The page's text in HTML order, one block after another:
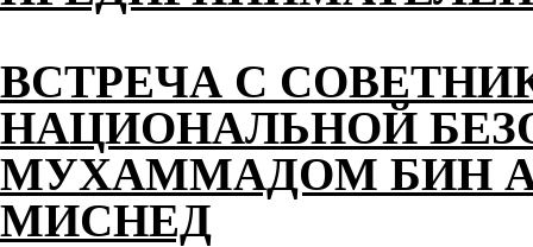
ВСТРЕЧА С
НАЦИОНАЛЬНОЙ
МУХАММАДОМ БИН
МИСНЕД